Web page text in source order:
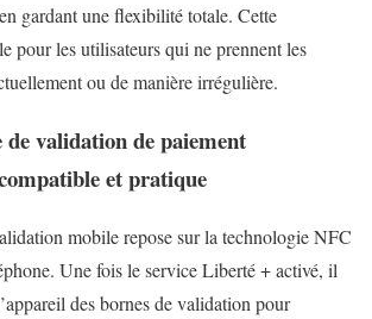
gardant une flexibilité totale. Cette
pour les utilisateurs qui ne prennent les
ou de manière irrégulière.
validation de paiement
et pratique
mobile repose sur la technologie NFC
Une fois le service Liberté + activé, il
des bornes de validation pour